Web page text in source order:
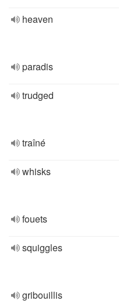
heaven
paradis
trudged
traîné
whisks
fouets
squiggles
gribouillis